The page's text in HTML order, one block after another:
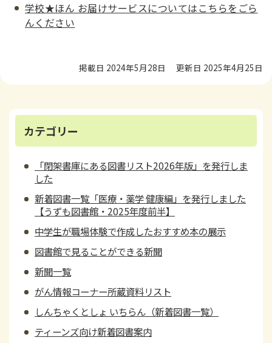
学校★ほん お届けサービスについてはこちらをごら
んください
掲載日 2024年5月28日 更新日 2025年4月25日
カテゴリー
「閉架書庫にある図書リスト2026年版」を発行しま
した
新着図書一覧「医療・薬学 健康編」を発行しました
【うずも図書館・2025年度前半】
中学生が職場体験で作成したおすすめ本の展示
図書館で見ることができる新聞
新聞一覧
がん情報コーナー所蔵資料リスト
しんちゃくとしょ いちらん（新着図書一覧）
ティーンズ向け新着図書案内